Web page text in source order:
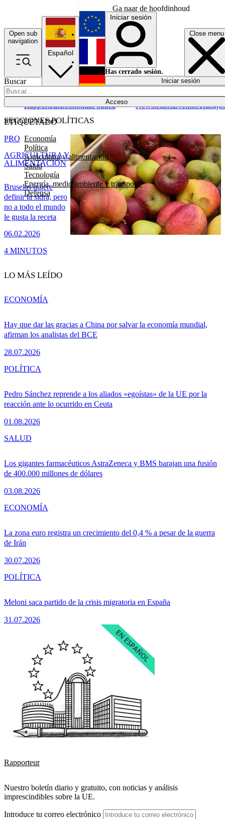
Ga naar de hoofdinhoud
Open sub
navigation
Close menu
Buscar
Acceso
SECCIONES POLÍTICAS
Economía
Política
Agricultura y alimentación
Salud
Tecnología
Energía, medio ambiente y transporte
Defensa
RapporteurEconomíaPolítica NewslettersEventosTrabajos
Español
English
Français
Iniciar sesión
Has cerrado sesión.
Iniciar sesión
ETIQUETADO
Bruselas quiere
definir la sidra, pero
no a todo el mundo
le gusta la receta
06.02.2026
PRO
AGRICULTURA Y
ALIMENTACIÓN
4 MINUTOS
LO MÁS LEÍDO
Hay que dar las gracias a China por salvar la economía mundial,
afirman los analistas del BCE
28.07.2026
ECONOMÍA
Pedro Sánchez reprende a los aliados «egoístas» de la UE por la
reacción ante lo ocurrido en Ceuta
01.08.2026
POLÍTICA
Los gigantes farmacéuticos AstraZeneca y BMS barajan una fusión
de 400.000 millones de dólares
03.08.2026
SALUD
La zona euro registra un crecimiento del 0,4 % a pesar de la guerra
de Irán
30.07.2026
ECONOMÍA
Meloni saca partido de la crisis migratoria en España
31.07.2026
POLÍTICA
Rapporteur
Nuestro boletín diario y gratuito, con noticias y análisis
imprescindibles sobre la UE.
Introduce tu correo electrónico